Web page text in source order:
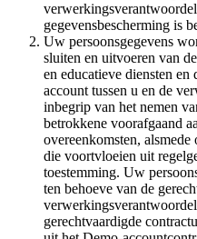
gegevensbescherming is
Uw persoonsgegevens
sluiten en uitvoeren van
en educatieve diensten
account tussen u en de
inbegrip van het nemen
betrokkene voorafgaand
overeenkomsten,
die voortvloeien uit
toestemming. Uw
ten behoeve van de
gerechtvaardigde